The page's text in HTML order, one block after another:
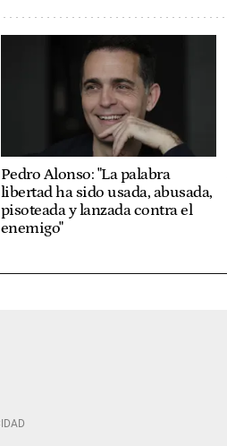
Pedro Alonso: "La palabra
libertad ha sido usada, abusada,
pisoteada y lanzada contra el
enemigo"